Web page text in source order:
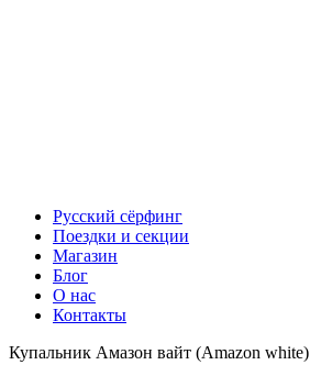
Русский сёрфинг
Поездки и секции
Магазин
Блог
О нас
Контакты
Купальник Амазон вайт (Amazon white)